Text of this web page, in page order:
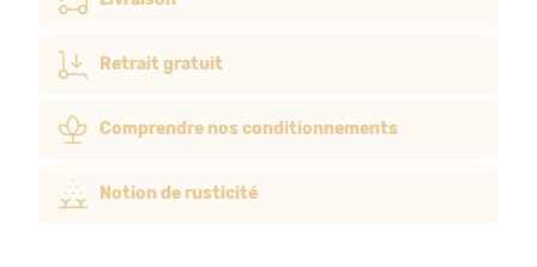
Retrait gratuit
Comprendre nos conditionnements
Notion de rusticité